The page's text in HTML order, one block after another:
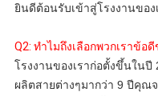
ยินดีต้อนรับเข้าสู่โรงงานของ
Q2: ทำไมถึงเลือกพวกเราข้อ
โรงงานของเราก่อตั้งขึ้นในปี
ผลิตสายต่างๆมากว่า 9 ปีคุ